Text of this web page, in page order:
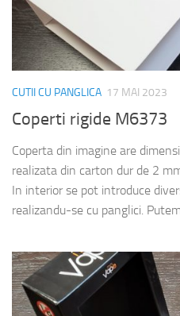
CUTII CU PANGLICA 17 MAI 2023
Coperti rigide M6373
Coperta din imagine are
realizata din carton dur de 2
In interior se pot introduce
realizandu-se cu panglici. Putem